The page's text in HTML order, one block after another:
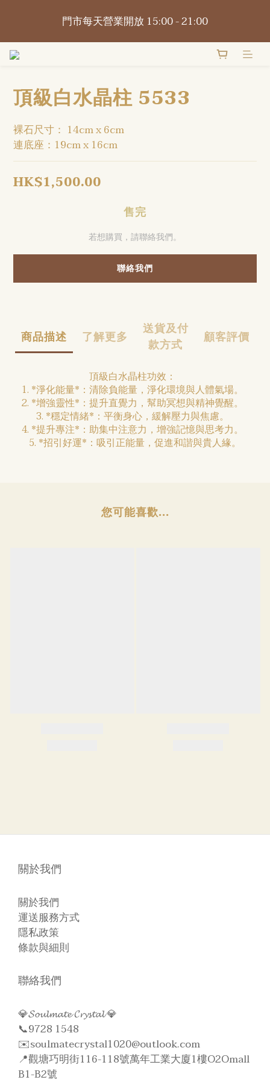
📍觀塘巧明街116-118號萬年工業大廈1樓O2Omall
B1-B2號
門市每天營業開放 15:00 - 21:00
📍觀塘巧明街116-118號萬年工業大廈1樓O2Omall
頂級白水晶柱 5533
裸石尺寸： 14cm x 6cm
連底座：19cm x 16cm
HK$1,500.00
售完
若想購買，請聯絡我們。
聯絡我們
商品描述 了解更多
送貨及付
款方式
顧客評價
頂級白水晶柱功效：
1. *淨化能量*：清除負能量，淨化環境與人體氣場。
2. *增強靈性*：提升直覺力，幫助冥想與精神覺醒。
3. *穩定情緒*：平衡身心，緩解壓力與焦慮。
4. *提升專注*：助集中注意力，增強記憶與思考力。
5. *招引好運*：吸引正能量，促進和諧與貴人緣。
您可能喜歡...
關於我們
關於我們
運送服務方式
隱私政策
條款與細則
聯絡我們
💎𝓢𝓸𝓾𝓵𝓶𝓪𝓽𝓮 𝓒𝓻𝔂𝓼𝓽𝓪𝓵 💎
📞9728 1548
✉️soulmatecrystal1020@outlook.com
📍觀塘巧明街116-118號萬年工業大廈1樓O2Omall
B1-B2號